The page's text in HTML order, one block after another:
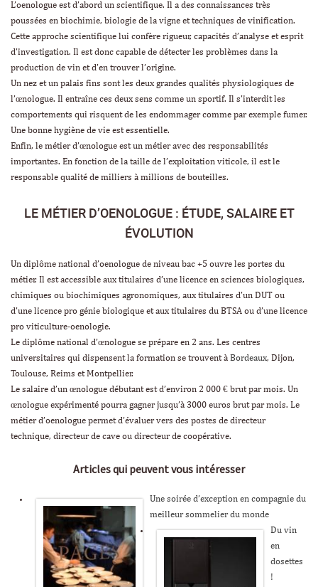
L’oenologue est d’abord un scientifique. Il a des connaissances très
poussées en biochimie, biologie de la vigne et techniques de vinification.
Cette approche scientifique lui confère rigueur, capacités d’analyse et esprit
d’investigation. Il est donc capable de détecter les problèmes dans la
production de vin et d’en trouver l’origine.
Un nez et un palais fins sont les deux grandes qualités physiologiques de
l’œnologue. Il entraîne ces deux sens comme un sportif. Il s’interdit les
comportements qui risquent de les endommager comme par exemple fumer.
Une bonne hygiène de vie est essentielle.
Enfin, le métier d’œnologue est un métier avec des responsabilités
importantes. En fonction de la taille de l’exploitation viticole, il est le
responsable qualité de milliers à millions de bouteilles.
LE MÉTIER D’OENOLOGUE : ÉTUDE, SALAIRE ET
ÉVOLUTION
Un diplôme national d’oenologue de niveau bac +5 ouvre les portes du
métier. Il est accessible aux titulaires d’une licence en sciences biologiques,
chimiques ou biochimiques agronomiques, aux titulaires d’un DUT ou
d’une licence pro génie biologique et aux titulaires du BTSA ou d’une licence
pro viticulture-oenologie.
Le diplôme national d’œnologue se prépare en 2 ans. Les centres
universitaires qui dispensent la formation se trouvent à Bordeaux, Dijon,
Toulouse, Reims et Montpellier.
Le salaire d’un œnologue débutant est d’environ 2 000 € brut par mois. Un
œnologue expérimenté pourra gagner jusqu’à 3000 euros brut par mois. Le
métier d’oenologue permet d’évaluer vers des postes de directeur
technique, directeur de cave ou directeur de coopérative.
Articles qui peuvent vous intéresser
Une soirée d’exception en compagnie du
meilleur sommelier du monde
Du vin
en
dosettes
!